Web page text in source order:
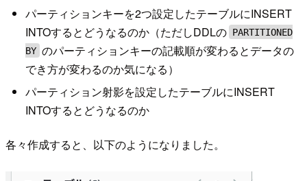
パーティションキーを2つ設定したテーブルにINSERT
INTOするとどうなるのか（ただしDDLの PARTITIONED
BY のパーティションキーの記載順が変わるとデータの
でき方が変わるのか気になる）
パーティション射影を設定したテーブルにINSERT
INTOするとどうなるのか
各々作成すると、以下のようになりました。